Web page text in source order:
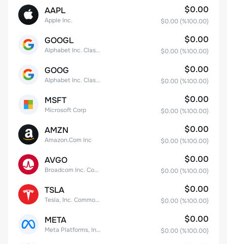
AAPL
Apple Inc.
$0.00
$0.00 (%100.00)
GOOGL
Alphabet Inc. Class A Common Stock
$0.00
$0.00 (%100.00)
GOOG
Alphabet Inc. Class C Capital Stock
$0.00
$0.00 (%100.00)
MSFT
Microsoft Corp
$0.00
$0.00 (%100.00)
AMZN
Amazon.Com Inc
$0.00
$0.00 (%100.00)
AVGO
Broadcom Inc. Common Stock
$0.00
$0.00 (%100.00)
TSLA
Tesla, Inc. Common Stock
$0.00
$0.00 (%100.00)
META
Meta Platforms, Inc. Class A Common Stock
$0.00
$0.00 (%100.00)